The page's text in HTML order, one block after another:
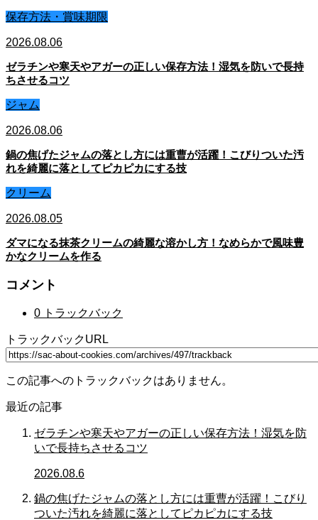
保存方法・賞味期限
2026.08.06
ゼラチンや寒天やアガーの正しい保存方法！湿気を防いで長持
ちさせるコツ
ジャム
2026.08.06
鍋の焦げたジャムの落とし方には重曹が活躍！こびりついた汚
れを綺麗に落としてピカピカにする技
クリーム
2026.08.05
ダマになる抹茶クリームの綺麗な溶かし方！なめらかで風味豊
かなクリームを作る
コメント
0 トラックバック
トラックバックURL
この記事へのトラックバックはありません。
最近の記事
ゼラチンや寒天やアガーの正しい保存方法！湿気を防
いで長持ちさせるコツ
2026.08.6
鍋の焦げたジャムの落とし方には重曹が活躍！こびり
ついた汚れを綺麗に落としてピカピカにする技